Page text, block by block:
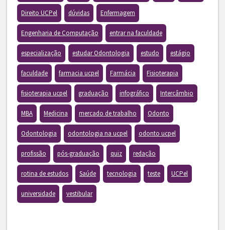
Direito UCPel dúvidas Enfermagem
Engenharia de Computação entrar na faculdade
especialização estudar Odontologia estudo estágio
faculdade farmacia ucpel Farmácia Fisioterapia
fisioterapia ucpel graduação infográfico Intercâmbio
MBA Medicina mercado de trabalho Odonto
Odontologia odontologia na ucpel odonto ucpel
profissão pós-graduação quiz redação
rotina de estudos Saúde tecnologia teste UCPel
universidade vestibular